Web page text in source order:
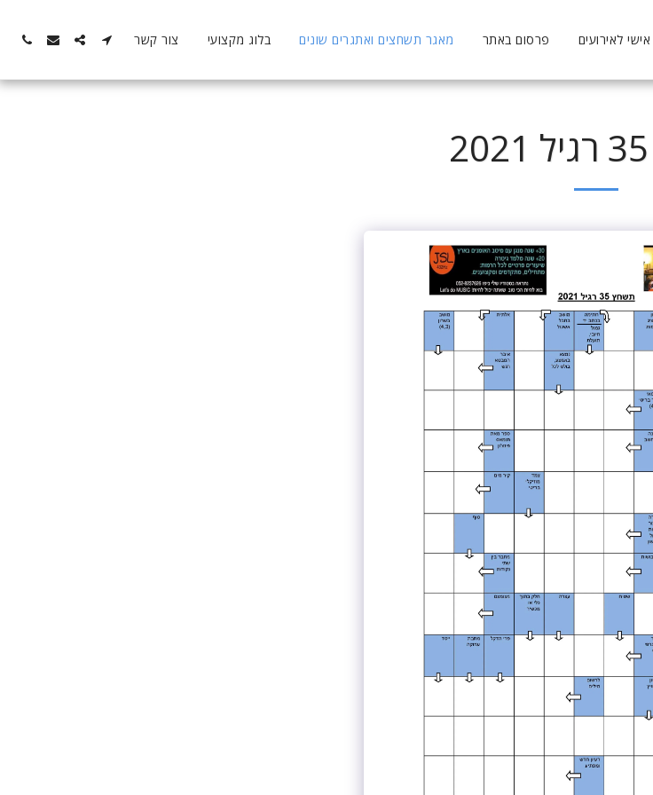
לאירועים פרסום באתר מאגר תשחצים ואתגרים שונים בלוג מקצועי צור קשר